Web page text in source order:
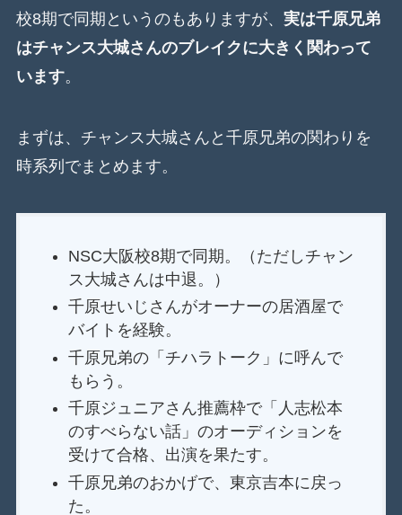
校8期で同期というのもありますが、 実は千原兄弟
はチャンス大城さんのブレイクに大きく関わって
います。
まずは、チャンス大城さんと千原兄弟の関わりを
時系列でまとめます。
NSC大阪校8期で同期。（ただしチャン
ス大城さんは中退。）
千原せいじさんがオーナーの居酒屋で
バイトを経験。
千原兄弟の「チハラトーク」に呼んで
もらう。
千原ジュニアさん推薦枠で「人志松本
のすべらない話」のオーディションを
受けて合格、出演を果たす。
千原兄弟のおかげで、東京吉本に戻っ
た。